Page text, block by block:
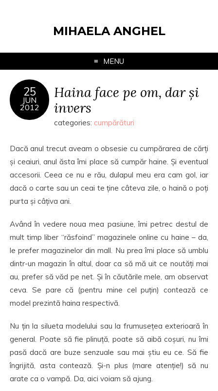
MIHAELA ANGHEL
MENU
25
JUN
2012
Haina face pe om, dar și
invers
categories: cumpărături
Dacă anul trecut aveam o obsesie cu cumpărarea de cărți
și ceaiuri, anul ăsta îmi place să cumpăr haine. Și eventual
accesorii. Ceea ce nu e rău, dulapul meu era cam gol, iar
dacă o carte sau un ceai te ține câteva zile, o haină o poți
purta și câțiva ani.
Având în vedere noua mea pasiune, îmi petrec destul de
mult timp liber “răsfoind” magazinele online cu haine – da,
le prefer magazinelor din mall. Nu prea îmi place să umblu
dintr-un magazin în altul, doar ca să mă uit ce noutăți mai
au, prefer să văd pe net. Și în căutările mele, am observat
ceva. Se pare că (pentru mine cel puțin) contează ce
model prezintă haina respectivă.
Nu țin la silueta modelului sau la frumusețea exterioară în
general. Poate să fie plinuță, poate să aibă coșuri, nu îmi
pasă dacă are buze senzuale sau mai știu eu ce. Să fie
îngrijită, asta contează. Și-n plus (mare atenție!) să nu
arate ca o vampă. Da, aici voiam să ajung.